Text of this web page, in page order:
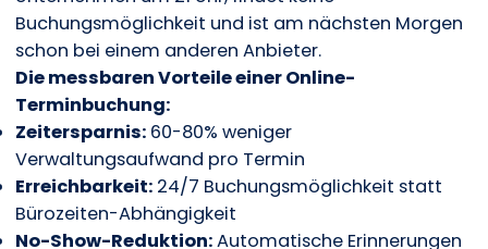
Buchungsmöglichkeit und ist am nächsten Morgen
schon bei einem anderen Anbieter.
Die messbaren Vorteile einer Online-
Terminbuchung:
Zeitersparnis:60-80% weniger
Verwaltungsaufwand pro Termin
Erreichbarkeit:24/7 Buchungsmöglichkeit statt
Bürozeiten-Abhängigkeit
No-Show-Reduktion:Automatische Erinnerungen